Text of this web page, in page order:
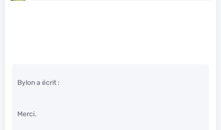
Bylon a écrit :
Merci.